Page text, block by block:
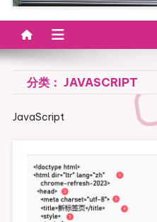
分类： JAVASCRIPT
JavaScript